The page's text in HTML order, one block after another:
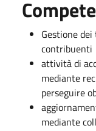
Gestione
contribuenti
attività di
mediante
perseguire
mediante